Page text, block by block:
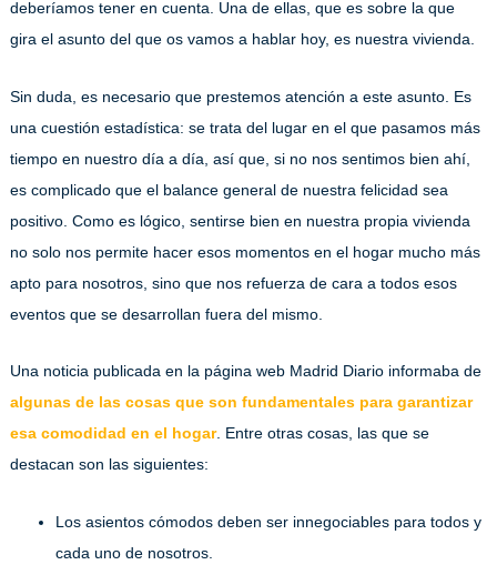
deberíamos tener en cuenta. Una de ellas, que es sobre la que
gira el asunto del que os vamos a hablar hoy, es nuestra vivienda.
Sin duda, es necesario que prestemos atención a este asunto. Es
una cuestión estadística: se trata del lugar en el que pasamos más
tiempo en nuestro día a día, así que, si no nos sentimos bien ahí,
es complicado que el balance general de nuestra felicidad sea
positivo. Como es lógico, sentirse bien en nuestra propia vivienda
no solo nos permite hacer esos momentos en el hogar mucho más
apto para nosotros, sino que nos refuerza de cara a todos esos
eventos que se desarrollan fuera del mismo.
Una noticia publicada en la página web Madrid Diario informaba de
algunas de las cosas que son fundamentales para garantizar
esa comodidad en el hogar. Entre otras cosas, las que se
destacan son las siguientes:
Los asientos cómodos deben ser innegociables para todos y
cada uno de nosotros.